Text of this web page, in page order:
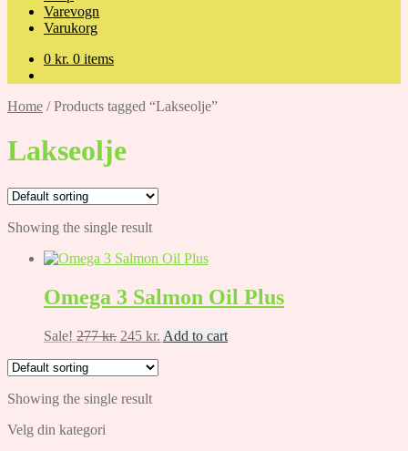
Varevogn
Varukorg
0 kr. 0 items
Home /Products tagged “Lakseolje”
Lakseolje
Showing the single result
Omega 3 Salmon Oil Plus
Sale! 277kr. Original
245 kr. Current
Add to cart
Showing the single result
Velg din kategori